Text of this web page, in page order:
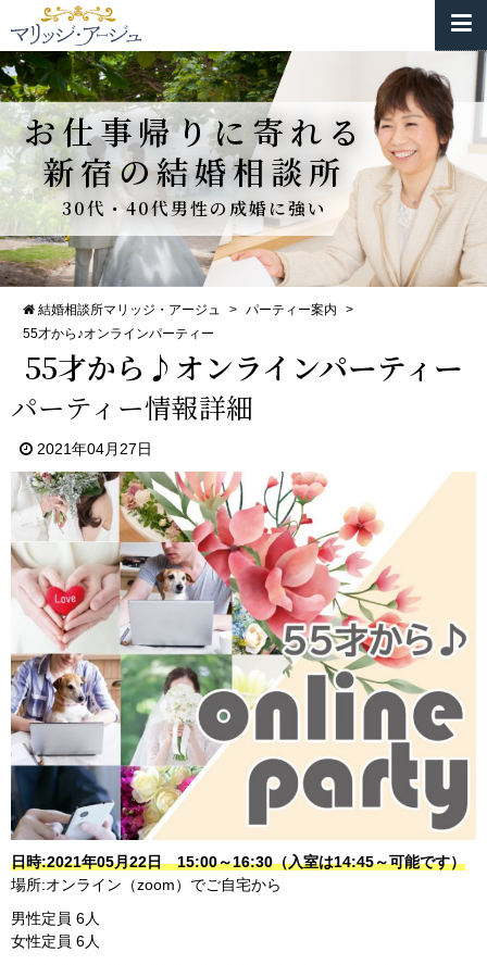
お仕事帰りに寄れる
新宿の結婚相談所
30代・40代男性の成婚に強い
結婚相談所マリッジ・アージュ > パーティー案内
>
55才から♪オンラインパーティー
55才から♪オンラインパーティー
パーティー情報詳細
2021年04月27日
日時:2021年05月22日 15:00～16:30（入室は14:45～可能です）
場所:オンライン（zoom）でご自宅から
男性定員 6人
女性定員 6人